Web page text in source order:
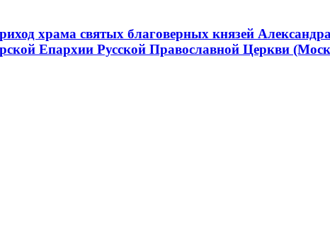
храма святых благоверных князей
Епархии Русской Православной Церкви